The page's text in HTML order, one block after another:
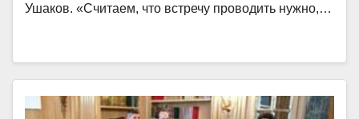
Ушаков. «Считаем, что встречу проводить нужно,…